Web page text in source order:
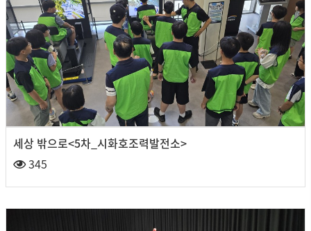
세상 밖으로<5차_시화호조력발전소>
345